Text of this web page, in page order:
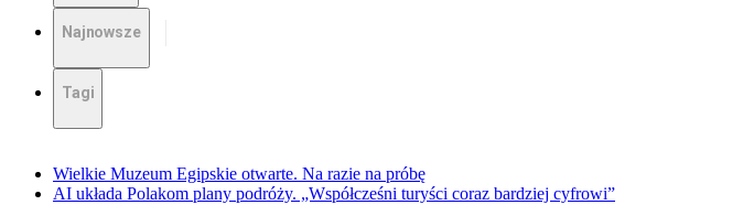
Najnowsze
Tagi
Wielkie Muzeum Egipskie otwarte. Na razie na próbę
AI układa Polakom plany podróży. „Współcześni turyści coraz bardziej cyfrowi”